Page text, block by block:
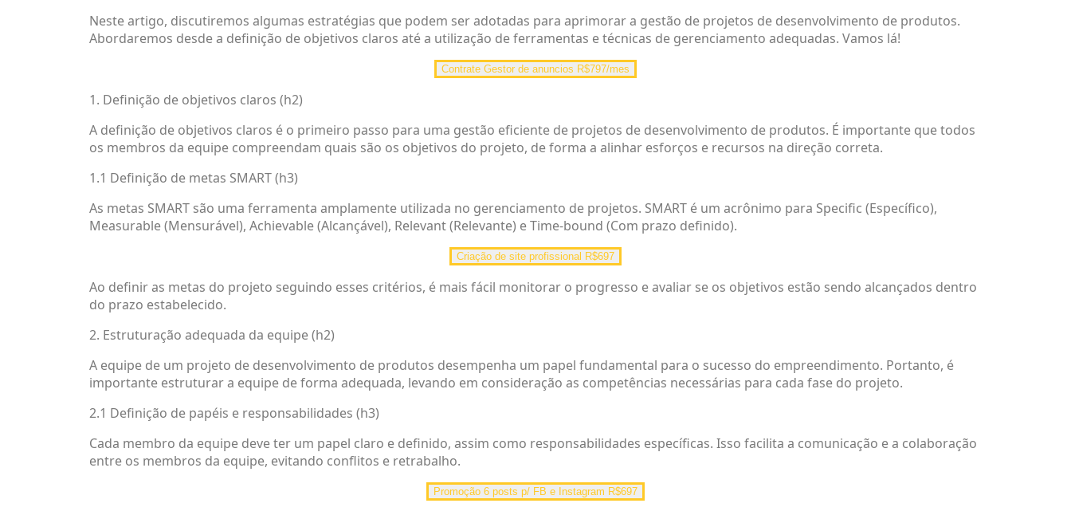
Neste artigo, discutiremos algumas estratégias que podem ser adotadas para aprimorar a gestão de projetos de desenvolvimento de produtos.
Abordaremos desde a definição de objetivos claros até a utilização de ferramentas e técnicas de gerenciamento adequadas. Vamos lá!
Contrate Gestor de anuncios R$797/mes
1. Definição de objetivos claros (h2)
A definição de objetivos claros é o primeiro passo para uma gestão eficiente de projetos de desenvolvimento de produtos. É importante que todos
os membros da equipe compreendam quais são os objetivos do projeto, de forma a alinhar esforços e recursos na direção correta.
1.1 Definição de metas SMART (h3)
As metas SMART são uma ferramenta amplamente utilizada no gerenciamento de projetos. SMART é um acrônimo para Specific (Específico),
Measurable (Mensurável), Achievable (Alcançável), Relevant (Relevante) e Time-bound (Com prazo definido).
Criação de site profissional R$697
Ao definir as metas do projeto seguindo esses critérios, é mais fácil monitorar o progresso e avaliar se os objetivos estão sendo alcançados dentro
do prazo estabelecido.
2. Estruturação adequada da equipe (h2)
A equipe de um projeto de desenvolvimento de produtos desempenha um papel fundamental para o sucesso do empreendimento. Portanto, é
importante estruturar a equipe de forma adequada, levando em consideração as competências necessárias para cada fase do projeto.
2.1 Definição de papéis e responsabilidades (h3)
Cada membro da equipe deve ter um papel claro e definido, assim como responsabilidades específicas. Isso facilita a comunicação e a colaboração
entre os membros da equipe, evitando conflitos e retrabalho.
Promoção 6 posts p/ FB e Instagram R$697